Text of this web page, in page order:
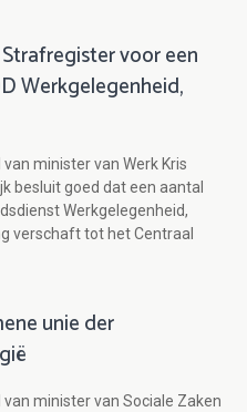
voor een
Werkgelegenheid,
minister van Werk Kris
besluit goed dat een aantal
Werkgelegenheid,
verschaft tot het Centraal
unie der
minister van Sociale Zaken